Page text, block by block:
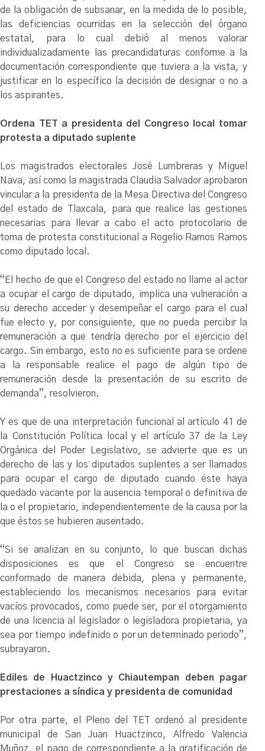
de la obligación de subsanar, en la medida de lo posible,
las deficiencias ocurridas en la selección del órgano
estatal, para lo cual debió al menos valorar
individualizadamente las precandidaturas conforme a la
documentación correspondiente que tuviera a la vista, y
justificar en lo específico la decisión de designar o no a
los aspirantes.
Ordena TET a presidenta del Congreso local tomar
protesta a diputado suplente
Los magistrados electorales José Lumbreras y Miguel
Nava, así como la magistrada Claudia Salvador aprobaron
vincular a la presidenta de la Mesa Directiva del Congreso
del estado de Tlaxcala, para que realice las gestiones
necesarias para llevar a cabo el acto protocolario de
toma de protesta constitucional a Rogelio Ramos Ramos
como diputado local.
“El hecho de que el Congreso del estado no llame al actor
a ocupar el cargo de diputado, implica una vulneración a
su derecho acceder y desempeñar el cargo para el cual
fue electo y, por consiguiente, que no pueda percibir la
remuneración a que tendría derecho por el ejercicio del
cargo. Sin embargo, esto no es suficiente para se ordene
a la responsable realice el pago de algún tipo de
remuneración desde la presentación de su escrito de
demanda”, resolvieron.
Y es que de una interpretación funcional al artículo 41 de
la Constitución Política local y el artículo 37 de la Ley
Orgánica del Poder Legislativo, se advierte que es un
derecho de las y los diputados suplentes a ser llamados
para ocupar el cargo de diputado cuando éste haya
quedado vacante por la ausencia temporal o definitiva de
la o el propietario, independientemente de la causa por la
que éstos se hubieren ausentado.
“Si se analizan en su conjunto, lo que buscan dichas
disposiciones es que el Congreso se encuentre
conformado de manera debida, plena y permanente,
estableciendo los mecanismos necesarios para evitar
vacíos provocados, como puede ser, por el otorgamiento
de una licencia al legislador o legisladora propietaria, ya
sea por tiempo indefinido o por un determinado periodo”,
subrayaron.
Ediles de Huactzinco y Chiautempan deben pagar
prestaciones a síndica y presidenta de comunidad
Por otra parte, el Pleno del TET ordenó al presidente
municipal de San Juan Huactzinco, Alfredo Valencia
Muñoz, el pago de correspondiente a la gratificación de